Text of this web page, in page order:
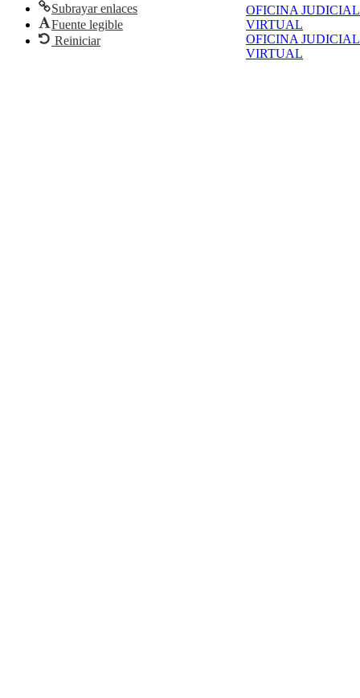
OFICINA JUDICIAL
VIRTUAL
OFICINA JUDICIAL
VIRTUAL
Subrayar enlaces
Fuente legible
Reiniciar